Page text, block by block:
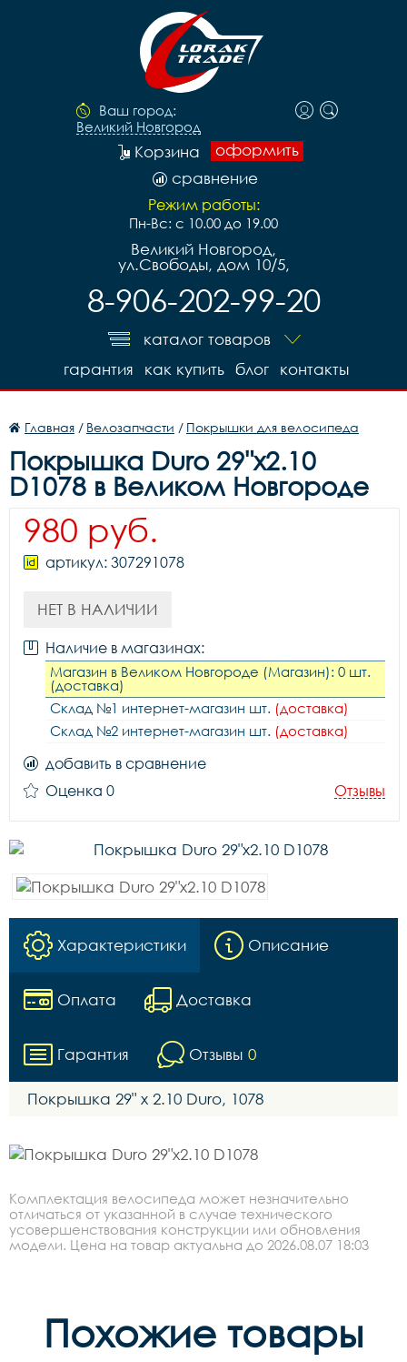
Ваш город:
Великий Новгород
оформить
Корзина
сравнение
Режим работы:
Пн-Вс: с 10.00 до 19.00
Великий Новгород,
ул.Свободы, дом 10/5,
8-906-202-99-20
каталог товаров
контакты
блог
как купить
гарантия
Главная / Велозапчасти / Покрышки для велосипеда
Покрышка Duro 29"x2.10
D1078 в Великом Новгороде
980 руб.
артикул: 307291078
НЕТ В НАЛИЧИИ
Наличие в магазинах:
Магазин в Великом Новгороде (Магазин): 0 шт.
(доставка)
Склад №1 интернет-магазин шт. (доставка)
Склад №2 интернет-магазин шт. (доставка)
добавить в сравнение
Оценка 0
Отзывы
Характеристики Описание
Оплата Доставка
Гарантия Отзывы 0
Покрышка 29" х 2.10 Duro, 1078
Комплектация велосипеда может незначительно
отличаться от указанной в случае технического
усовершенствования конструкции или обновления
модели. Цена на товар актуальна до 2026.08.07 18:03
Похожие товары